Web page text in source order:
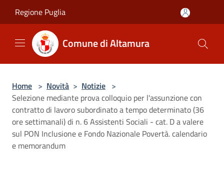
Regione Puglia
Comune di Altamura
Home > Novità > Notizie >
Selezione mediante prova colloquio per l'assunzione con
contratto di lavoro subordinato a tempo determinato (36
ore settimanali) di n. 6 Assistenti Sociali - cat. D a valere
sul PON Inclusione e Fondo Nazionale Povertà. calendario
e memorandum